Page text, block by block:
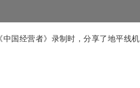
国经营者》录制时，分享了地平线